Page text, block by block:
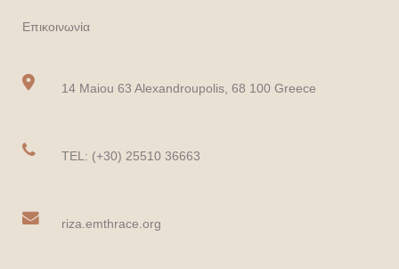
Επικοινωνία
14 Maiou 63 Alexandroupolis, 68 100 Greece
TEL: (+30) 25510 36663
riza.emthrace.org